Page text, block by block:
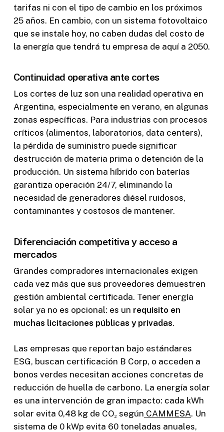
tarifas ni con el tipo de cambio en los próximos
25 años. En cambio, con un sistema fotovoltaico
que se instale hoy, no caben dudas del costo de
la energía que tendrá tu empresa de aquí a 2050.
Continuidad operativa ante cortes
Los cortes de luz son una realidad operativa en
Argentina, especialmente en verano, en algunas
zonas específicas. Para industrias con procesos
críticos (alimentos, laboratorios, data centers),
la pérdida de suministro puede significar
destrucción de materia prima o detención de la
producción. Un sistema híbrido con baterías
garantiza operación 24/7, eliminando la
necesidad de generadores diésel ruidosos,
contaminantes y costosos de mantener.
Diferenciación competitiva y acceso a
mercados
Grandes compradores internacionales exigen
cada vez más que sus proveedores demuestren
gestión ambiental certificada. Tener energía
solar ya no es opcional: es un requisito en
muchas licitaciones públicas y privadas.
Las empresas que reportan bajo estándares
ESG, buscan certificación B Corp, o acceden a
bonos verdes necesitan acciones concretas de
reducción de huella de carbono. La energía solar
es una intervención de gran impacto: cada kWh
solar evita 0,48 kg de CO₂ según CAMMESA. Un
sistema de 0 kWp evita 60 toneladas anuales,